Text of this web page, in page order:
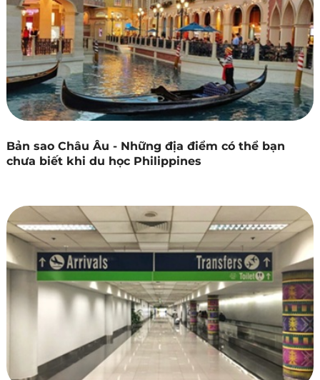
Bản sao Châu Âu - Những địa điểm có thể bạn
chưa biết khi du học Philippines